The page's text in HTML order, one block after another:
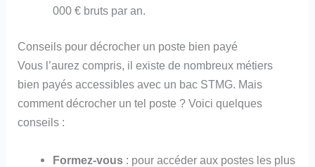
000 € bruts par an.
Conseils pour décrocher un poste bien payé
Vous l’aurez compris, il existe de nombreux métiers
bien payés accessibles avec un bac STMG. Mais
comment décrocher un tel poste ? Voici quelques
conseils :
Formez-vous: pour accéder aux postes les plus